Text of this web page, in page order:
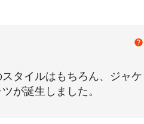
help
タイルはもちろん、ジャ
が誕生しました。